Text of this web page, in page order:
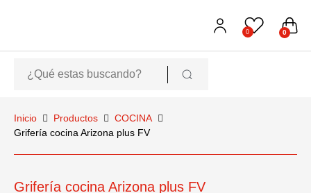
0 0
Inicio Productos
COCINA
Grifería cocina Arizona plus FV
Grifería cocina Arizona plus FV